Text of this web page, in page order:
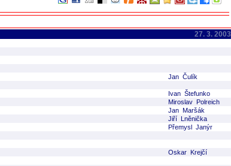
27. 3. 2003
Jan Čulík
Ivan Štefunko
Miroslav Polreich
Jan Maršák
Jiří Lněnička
Přemysl Janýr
Oskar Krejčí